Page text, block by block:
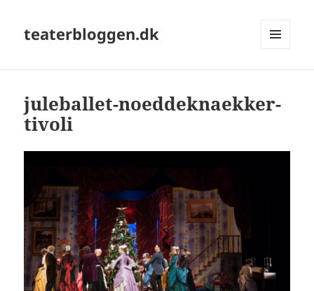
teaterbloggen.dk
juleballet-noeddeknaekker-
tivoli